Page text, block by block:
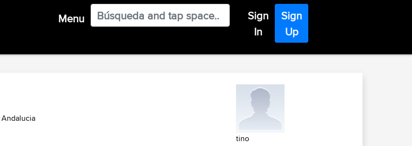
Menu
Sign
In
Sign
Up
Andalucia
tino